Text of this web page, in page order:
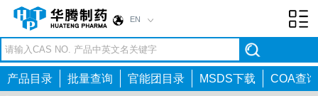
EN
产品目录 批量查询 官能团目录 MSDS下载 COA查询